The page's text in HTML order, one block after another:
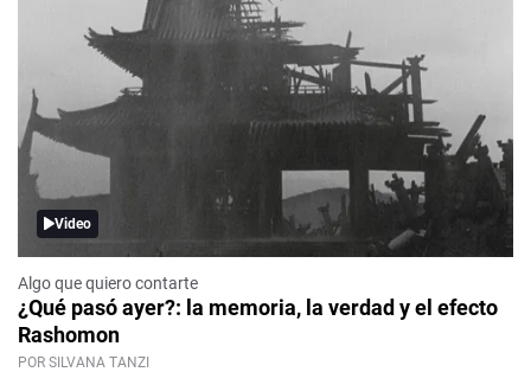
Video
Algo que quiero contarte
¿Qué pasó ayer?: la memoria, la verdad y el efecto
Rashomon
POR SILVANA TANZI